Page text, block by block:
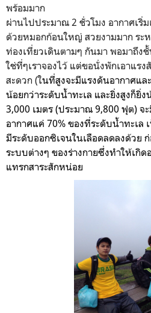
พร้อมมาก
ผ่านไปประมาณ 2 ชั่วโมง อากาศเริ่
ด้วยหมอกก้อนใหญ่ สวยงามมาก ระ
ท่องเที่ยวเดินตามๆ กันมา พอมาถึง
ใช่ที่ๆเราจองไว้ แต่ขอนั่งพักเอาแรง
สะดวก (ในที่สูงจะมีแรงดันอากาศแ
น้อยกว่าระดับน้ำทะเล และยิ่งสูงก็ยิ่
3,000 เมตร (ประมาณ 9,800 ฟุต) จ
อากาศแค่ 70% ของที่ระดับน้ำทะเล
มีระดับออกซิเจนในเลือดลดลงด้วย
ระบบต่างๆ ของร่างกายซึ่งทำให้เกิ
แทรกสาระสักหน่อย